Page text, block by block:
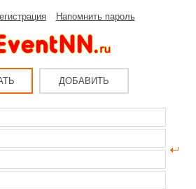
Напомнить пароль
ДОБАВИТЬ